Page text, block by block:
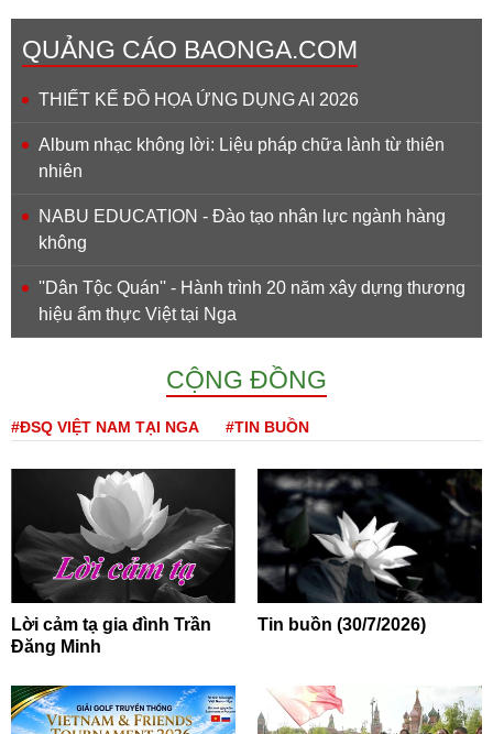
QUẢNG CÁO BAONGA.COM
THIẾT KẾ ĐỒ HỌA ỨNG DỤNG AI 2026
Album nhạc không lời: Liệu pháp chữa lành từ thiên
nhiên
NABU EDUCATION - Đào tạo nhân lực ngành hàng
không
''Dân Tộc Quán'' - Hành trình 20 năm xây dựng thương
hiệu ẩm thực Việt tại Nga
CỘNG ĐỒNG
#ĐSQ VIỆT NAM TẠI NGA #TIN BUỒN
Lời cảm tạ gia đình Trần
Đăng Minh
Tin buồn (30/7/2026)